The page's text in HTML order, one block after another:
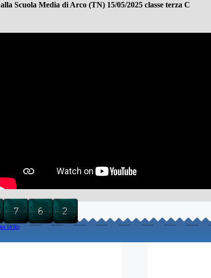
Scuola Media di Arco (TN) 15/05/2025 classe terza C
strike